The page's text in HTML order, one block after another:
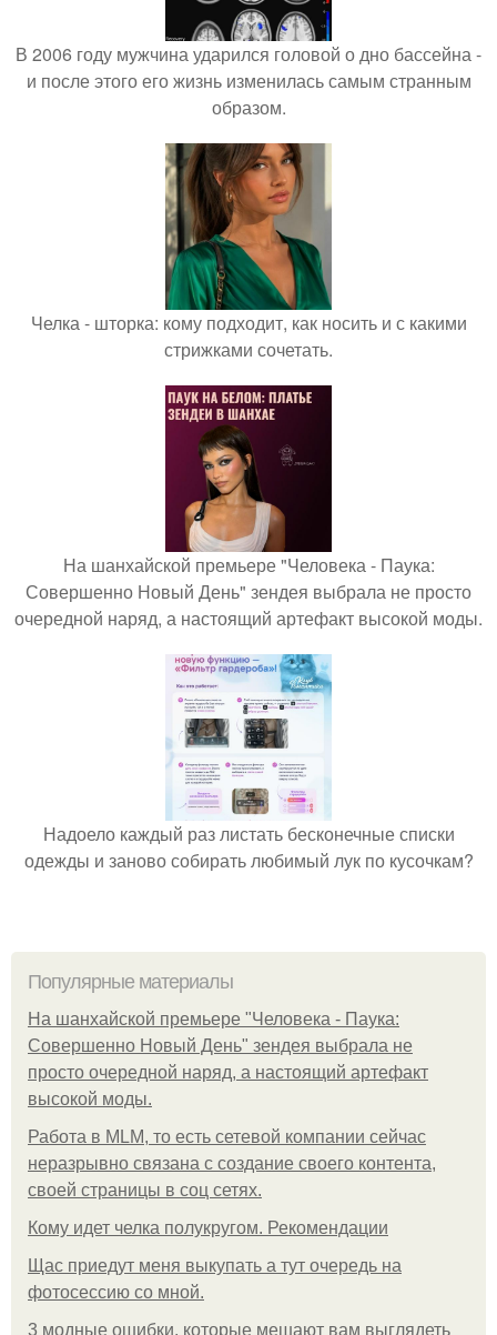
В 2006 году мужчина ударился головой о дно бассейна -
и после этого его жизнь изменилась самым странным
образом.
Челка - шторка: кому подходит, как носить и с какими
стрижками сочетать.
На шанхайской премьере "Человека - Паука:
Совершенно Новый День" зендея выбрала не просто
очередной наряд, а настоящий артефакт высокой моды.
Надоело каждый раз листать бесконечные списки
одежды и заново собирать любимый лук по кусочкам?
Популярные материалы
На шанхайской премьере "Человека - Паука:
Совершенно Новый День" зендея выбрала не
просто очередной наряд, а настоящий артефакт
высокой моды.
Работа в MLM, то есть сетевой компании сейчас
неразрывно связана с создание своего контента,
своей страницы в соц сетях.
Кому идет челка полукругом. Рекомендации
Щас приедут меня выкупать а тут очередь на
фотосессию со мной.
3 модные ошибки, которые мешают вам выглядеть